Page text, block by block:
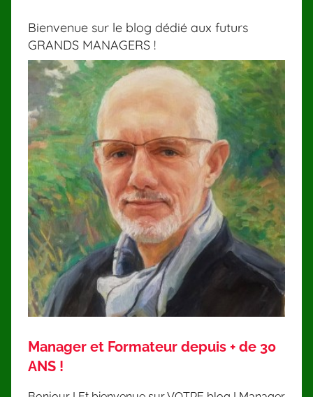
Bienvenue sur le blog dédié aux futurs
GRANDS MANAGERS !
Manager et Formateur depuis + de 30
ANS !